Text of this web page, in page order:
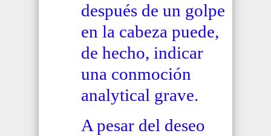
después de un golpe
en la cabeza puede,
de hecho, indicar
una conmoción
analytical grave.
A pesar del deseo